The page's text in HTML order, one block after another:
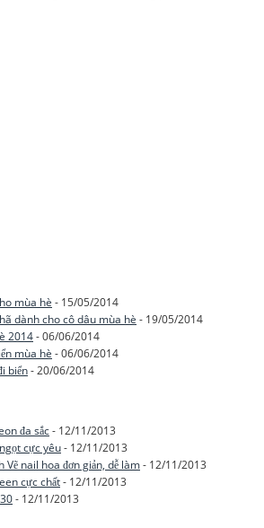
mùa hè - 15/05/2014
dành cho cô dâu mùa hè - 19/05/2014
2014- 06/06/2014
mùa hè - 06/06/2014
biển- 20/06/2014
đa sắc- 12/11/2013
cực yêu- 12/11/2013
nail hoa đơn giản, dễ làm- 12/11/2013
cực chất- 12/11/2013
- 12/11/2013